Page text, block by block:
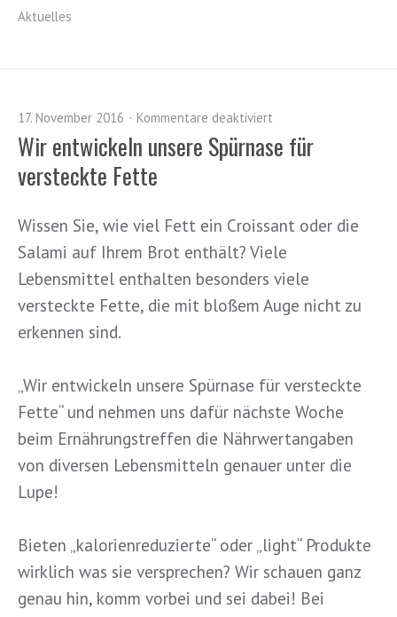
Aktuelles
17. November 2016 Kommentare deaktiviert
Wir entwickeln unsere Spürnase für
versteckte Fette
Wissen Sie, wie viel Fett ein Croissant oder die
Salami auf Ihrem Brot enthält? Viele
Lebensmittel enthalten besonders viele
versteckte Fette, die mit bloßem Auge nicht zu
erkennen sind.
„Wir entwickeln unsere Spürnase für versteckte
Fette“ und nehmen uns dafür nächste Woche
beim Ernährungstreffen die Nährwertangaben
von diversen Lebensmitteln genauer unter die
Lupe!
Bieten „kalorienreduzierte“ oder „light“ Produkte
wirklich was sie versprechen? Wir schauen ganz
genau hin, komm vorbei und sei dabei! Bei